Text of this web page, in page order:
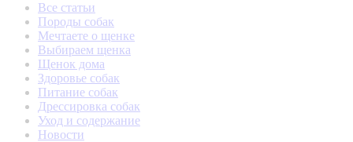
Все статьи
Породы собак
Мечтаете о щенке
Выбираем щенка
Щенок дома
Здоровье собак
Питание собак
Дрессировка собак
Уход и содержание
Новости